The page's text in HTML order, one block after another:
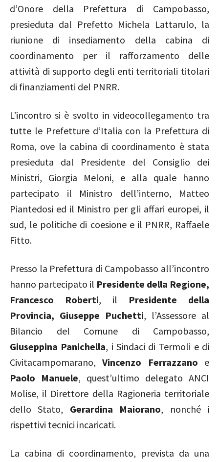
d’Onore della Prefettura di Campobasso,
presieduta dal Prefetto Michela Lattarulo, la
riunione di insediamento della cabina di
coordinamento per il rafforzamento delle
attività di supporto degli enti territoriali titolari
di finanziamenti del PNRR.
L’incontro si è svolto in videocollegamento tra
tutte le Prefetture d’Italia con la Prefettura di
Roma, ove la cabina di coordinamento è stata
presieduta dal Presidente del Consiglio dei
Ministri, Giorgia Meloni, e alla quale hanno
partecipato il Ministro dell’interno, Matteo
Piantedosi ed il Ministro per gli affari europei, il
sud, le politiche di coesione e il PNRR, Raffaele
Fitto.
Presso la Prefettura di Campobasso all’incontro
hanno partecipato il Presidente della Regione,
Francesco Roberti, il Presidente della
Provincia, Giuseppe Puchetti, l’Assessore al
Bilancio del Comune di Campobasso,
Giuseppina Panichella, i Sindaci di Termoli e di
Civitacampomarano,Vincenzo Ferrazzano e
Paolo Manuele, quest’ultimo delegato ANCI
Molise, il Direttore della Ragioneria territoriale
dello Stato, Gerardina Maiorano, nonché i
rispettivi tecnici incaricati.
La cabina di coordinamento, prevista da una